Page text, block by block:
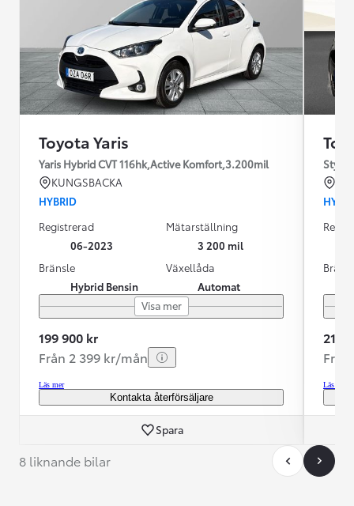
Toyota Yaris
Yaris Hybrid CVT 116hk,Active Komfort,3.200mil
KUNGSBACKA
HYBRID
Registrerad
06-2023
Mätarställning
3 200 mil
Bränsle
Hybrid Bensin
Växellåda
Automat
Visa mer
199 900 kr
Från 2 399 kr/mån
Läs mer
Kontakta återförsäljare
Spara
Style
219
Läs mer
8 liknande bilar